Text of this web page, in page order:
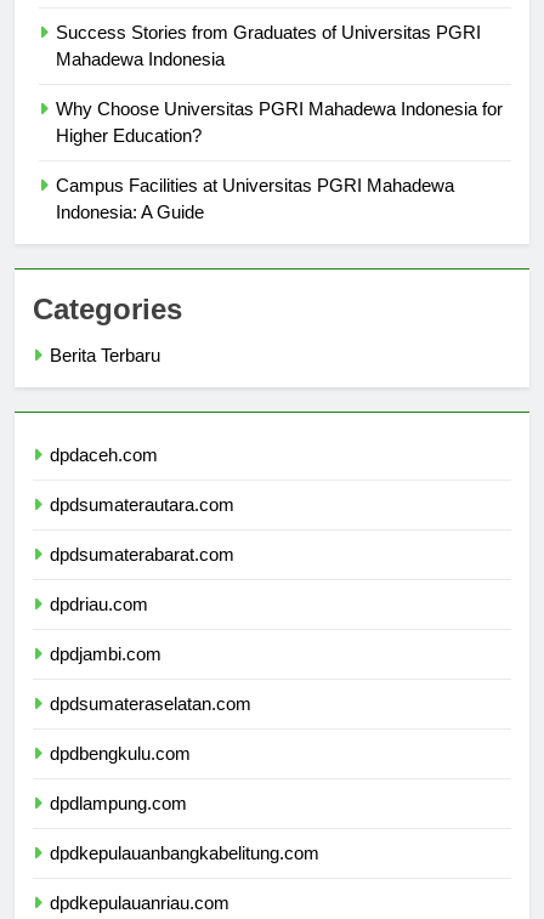
Success Stories from Graduates of Universitas PGRI
Mahadewa Indonesia
Why Choose Universitas PGRI Mahadewa Indonesia for
Higher Education?
Campus Facilities at Universitas PGRI Mahadewa
Indonesia: A Guide
Categories
Berita Terbaru
dpdaceh.com
dpdsumaterautara.com
dpdsumaterabarat.com
dpdriau.com
dpdjambi.com
dpdsumateraselatan.com
dpdbengkulu.com
dpdlampung.com
dpdkepulauanbangkabelitung.com
dpdkepulauanriau.com